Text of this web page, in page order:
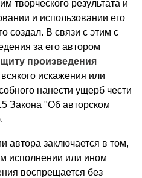
творческого результата и
и ис­пользовании его
создал. В связи с этим с
за его автором
произведения
искажения или
нанес­ти ущерб чести
Закона "Об автор­ском
автора заключается в том,
исполнении или ином
воспрещается без